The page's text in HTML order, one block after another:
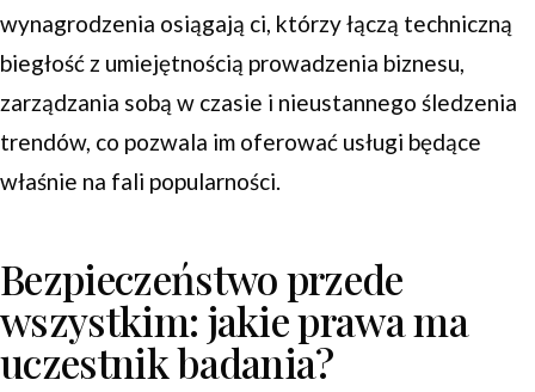
wynagrodzenia osiągają ci, którzy łączą techniczną
biegłość z umiejętnością prowadzenia biznesu,
zarządzania sobą w czasie i nieustannego śledzenia
trendów, co pozwala im oferować usługi będące
właśnie na fali popularności.
Bezpieczeństwo przede
wszystkim: jakie prawa ma
uczestnik badania?